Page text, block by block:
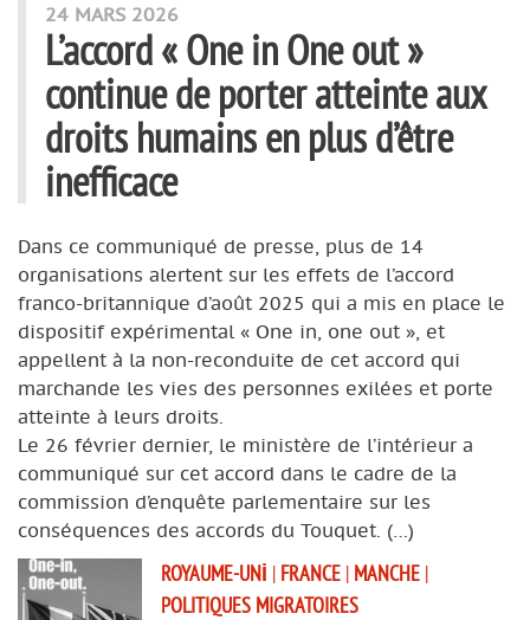
24 MARS 2026
L’accord « One in One out »
continue de porter atteinte aux
droits humains en plus d’être
inefficace
Dans ce communiqué de presse, plus de 14
organisations alertent sur les effets de l’accord
franco-britannique d’août 2025 qui a mis en place le
dispositif expérimental « One in, one out », et
appellent à la non-reconduite de cet accord qui
marchande les vies des personnes exilées et porte
atteinte à leurs droits.
Le 26 février dernier, le ministère de l’intérieur a
communiqué sur cet accord dans le cadre de la
commission d’enquête parlementaire sur les
conséquences des accords du Touquet. (…)
ROYAUME-UNI | FRANCE | MANCHE |
POLITIQUES MIGRATOIRES